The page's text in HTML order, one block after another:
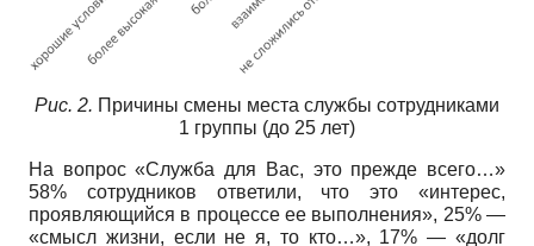
Рис. 2. Причины смены места службы сотрудниками
1 группы (до 25 лет)
На вопрос «Служба для Вас, это прежде всего…»
58% сотрудников ответили, что это «интерес,
проявляющийся в процессе ее выполнения», 25% —
«смысл жизни, если не я, то кто…», 17% — «долг